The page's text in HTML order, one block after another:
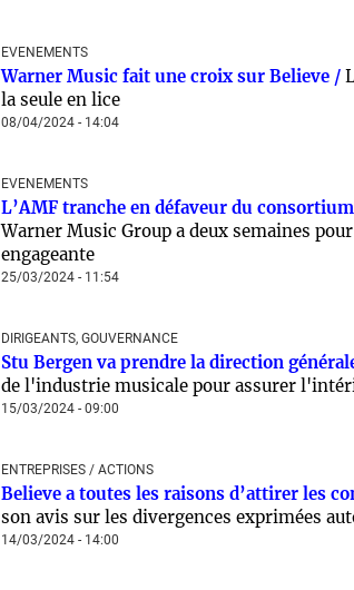
EVENEMENTS
Warner Music fait une croix sur Believe /
la seule en lice
08/04/2024 - 14:04
EVENEMENTS
L’AMF tranche en défaveur du
Warner Music Group a deux semaines
engageante
25/03/2024 - 11:54
DIRIGEANTS, GOUVERNANCE
Stu Bergen va prendre la direction
de l'industrie musicale pour assurer
15/03/2024 - 09:00
ENTREPRISES / ACTIONS
Believe a toutes les raisons d’attirer les
son avis sur les divergences exprimées
14/03/2024 - 14:00